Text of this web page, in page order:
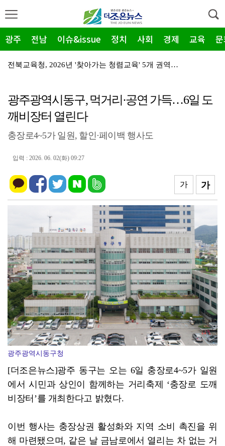
광주 전남 이슈&issue 정치 사회 경제 교육
전북교육청, 2026년 '찾아가는 청렴교육' 5개 권역…
무안군청소년수련관, '반짝이는 여름' 체험…마술·요리·…
무안군 청소년, '천연염색'으로 전통문화 체험
완도군, 8월 '하천·계곡' 불법 점용 시설 집중 단속
전남광주특별시 동구 충장동, 여름밤 '충.장.밤' 버스…
전남광주특별시 동구, 여름철 재해 대비 '고위험 가로수…
㈜금화, 무안군 드림스타트 '온정' 1천만원 육가공품
무안청소년방과후아카데미, 성인지 감수성 향상 'UP' …
광주광역시동구, 먹거리·공연 가득…6일 도
깨비장터 열린다
충장로4~5가 일원, 할인·페이백 행사도
입력 : 2026. 06. 02(화) 09:27
가
가
광주광역시동구청
[더조은뉴스]광주 동구는 오는 6일 충장로4~5가 일원
에서 시민과 상인이 함께하는 거리축제 ‘충장로 도깨
비장터’를 개최한다고 밝혔다.
이번 행사는 충장상권 활성화와 지역 소비 촉진을 위
해 마련됐으며, 같은 날 금남로에서 열리는 차 없는 거